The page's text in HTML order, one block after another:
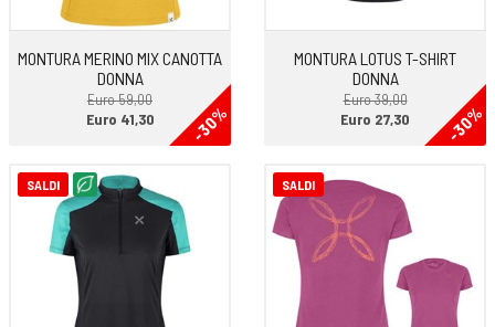
MONTURA MERINO MIX CANOTTA
DONNA
Euro 59,00
-30%
Euro 41,30
MONTURA LOTUS T-SHIRT
DONNA
Euro 39,00
-30%
Euro 27,30
SALDI SALDI